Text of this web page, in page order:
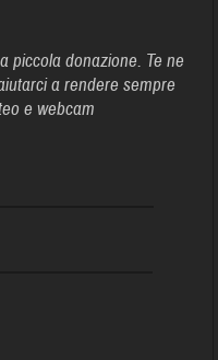
piccola donazione. Te ne
a rendere sempre
e webcam